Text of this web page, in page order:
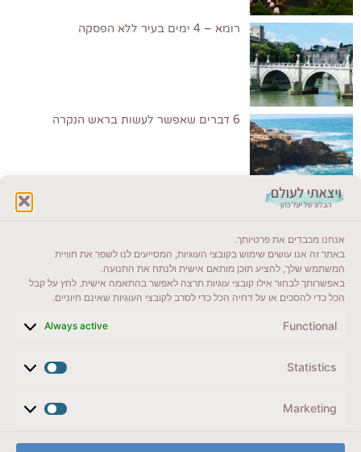
אנחנו מכבדים את פרטיותך.
באתר זה אנו עושים שימוש בקובצי העוגיות, המסייעים לנו לשפר את חוויית
המשתמש שלך, להציע תוכן מותאם אישית ולנתח את התנועה.
באפשרותך לבחור אילו קובצי עוגיות תרצה לאפשר בהתאמה אישית. לחץ על קבל
הכל כדי להסכים או על דחיה הכל כדי לסרב לקובצי העוגיות שאינם חיוניים.
Functional
Always active
Statistics
Marketing
רומא – 4 ימים בעיר ללא הפסקה
6 דברים שאפשר לעשות בראש הנקרה
ייעדים מומלצים
מדריכים ועזרים
לשליחת הודעת וואטסאפ
veyatsati.laolam@gmail.com